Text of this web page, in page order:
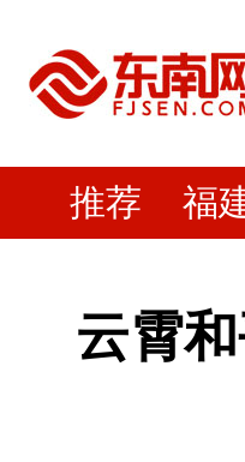
推荐 福
云霄